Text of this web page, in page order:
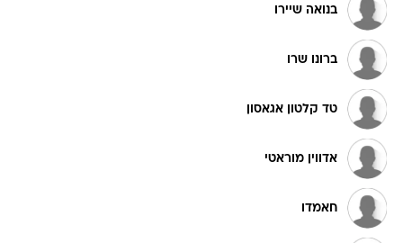
בנואה שיירו
ברונו שרו
טד קלטון אגאסון
אדווין מוראטי
חאמדו